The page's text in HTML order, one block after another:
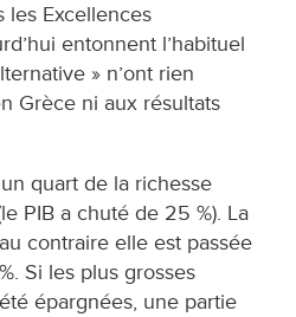
les Excellences
entonnent l’habituel
» n’ont rien
Grèce ni aux résultats
quart de la richesse
PIB a chuté de 25 %). La
contraire elle est passée
Si les plus grosses
épargnées, une partie